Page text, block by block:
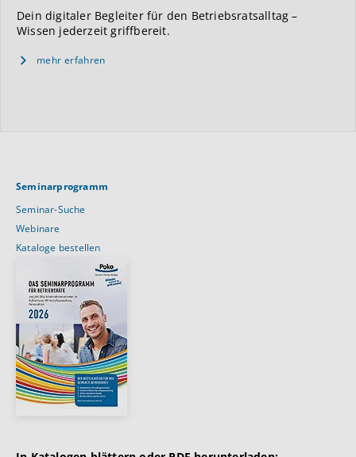
Dein digitaler Begleiter für den Betriebsratsalltag –
Wissen jederzeit griffbereit.
mehr erfahren
Seminarprogramm
Seminar-Suche
Webinare
Kataloge bestellen